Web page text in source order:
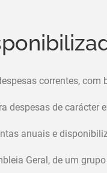
correntes, com
despesas de carácter
anuais e
Geral, de um